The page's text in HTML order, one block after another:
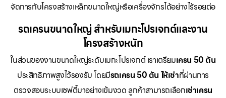
จัดการกับโครงสร้างเหล็กขนาดใหญ่หรือเครื่องจักรได้อย่างไร้รอยต่อ
รถเครนขนาดใหญ่ สำหรับเมกะโปรเจกต์และงาน
โครงสร้างหนัก
ในส่วนของงานขนาดใหญ่ระดับเมกะโปรเจกต์ เราเตรียมเครน 50 ตัน
ประสิทธิภาพสูงไว้รองรับ โดยมีรถเครน 50 ตัน ให้เช่าที่ผ่านการ
ตรวจสอบระบบเซฟตี้มาอย่างเข้มงวด ลูกค้าสามารถเลือกเช่าเครน